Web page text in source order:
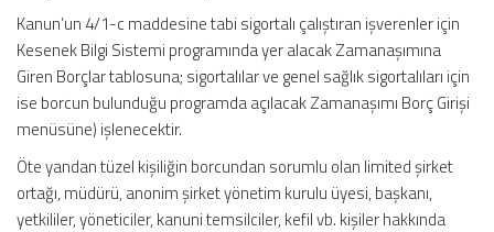
Kanun’un 4/1-c maddesine tabi sigortalı çalıştıran işverenler için
Kesenek Bilgi Sistemi programında yer alacak Zamanaşımına
Giren Borçlar tablosuna; sigortalılar ve genel sağlık sigortalıları için
ise borcun bulunduğu programda açılacak Zamanaşımı Borç Girişi
menüsüne) işlenecektir.
Öte yandan tüzel kişiliğin borcundan sorumlu olan limited şirket
ortağı, müdürü, anonim şirket yönetim kurulu üyesi, başkanı,
yetkililer, yöneticiler, kanuni temsilciler, kefil vb. kişiler hakkında